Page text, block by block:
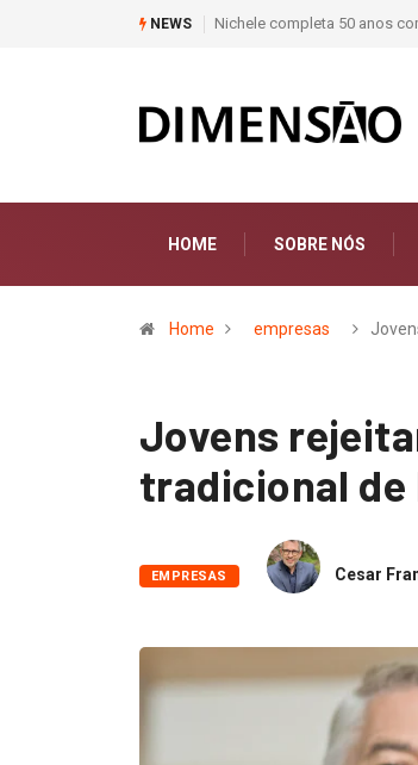
NEWS
de construção do BrasilModa deixa de seguir
HOME SOBRE NÓS
Home empresas
Jovens
tradicional de
EMPRESAS Cesar